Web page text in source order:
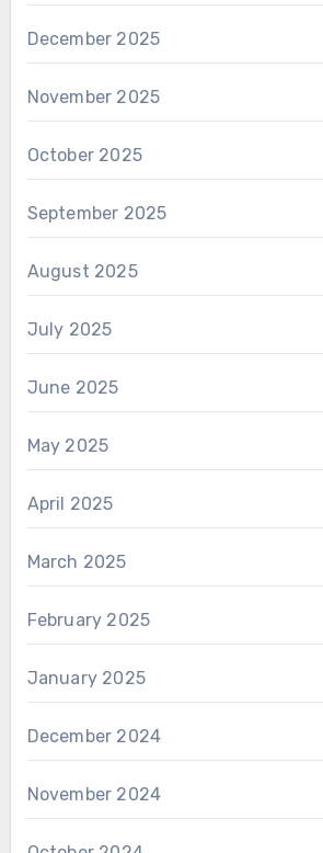
December 2025
November 2025
October 2025
September 2025
August 2025
July 2025
June 2025
May 2025
April 2025
March 2025
February 2025
January 2025
December 2024
November 2024